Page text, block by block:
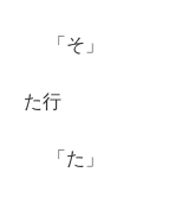
「そ」
た行
「た」